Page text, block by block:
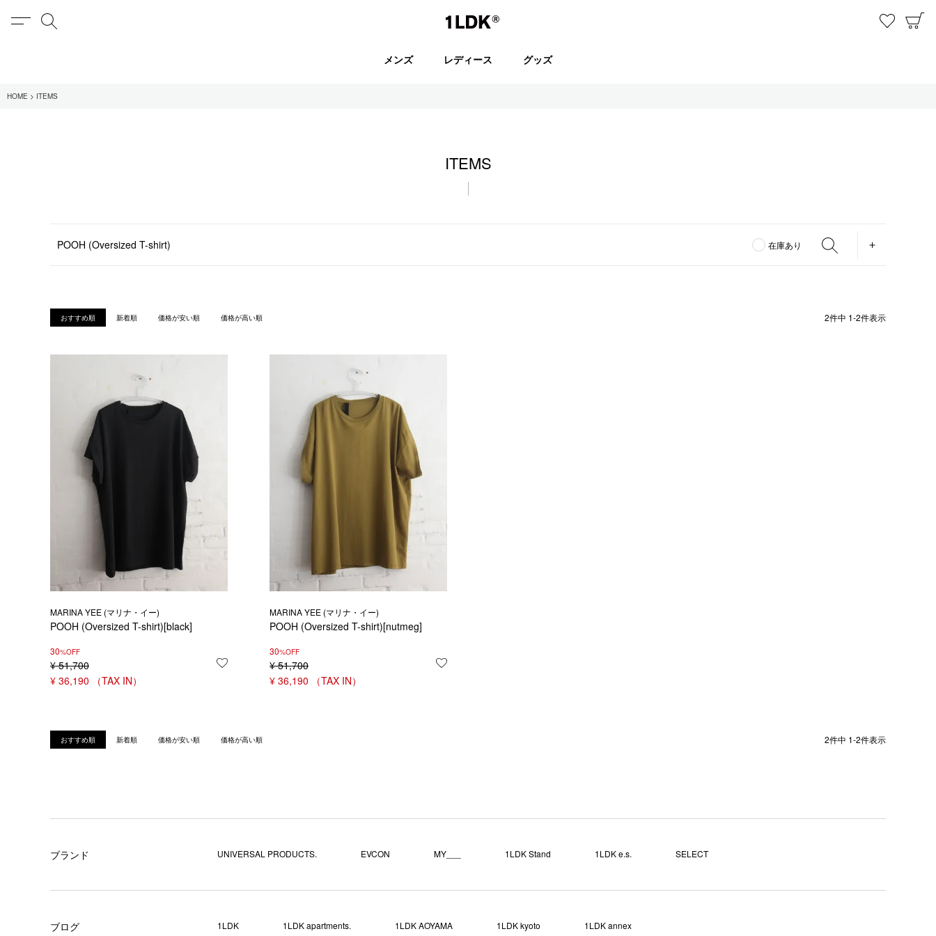
MENU お気に
メンズ レディース
グッズ
HOME ITEMS
ITEMS
在庫あり
おすすめ順 新着順 価格が安い順 価格が高い順 2件中 1-2件表示
MARINA YEE (マリナ・イー)
POOH (Oversized T-shirt)[black]
30%OFF
¥ 51,700
¥ 36,190
お気に入りに登録する
MARINA YEE (マリナ・イー)
POOH (Oversized T-shirt)[nutmeg]
30%OFF
¥ 51,700
¥ 36,190
おすすめ順 新着順 価格が安い順 価格が高い順 2件中 1-2件表示
ブランド UNIVERSAL PRODUCTS. EVCON MY___ 1LDK Stand 1LDK e.s. SELECT
ブログ 1LDK 1LDK apartments. 1LDK AOYAMA 1LDK kyoto 1LDK annex